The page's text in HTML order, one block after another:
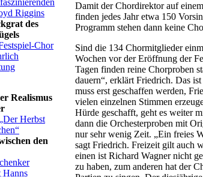
Riggins
des
Chor
Realismus
Herbst
den
Hanns
Damit der Chordirektor auf
finden jedes Jahr etwa 150
Programm stehen dann keine
Sind die 134 Chormitglieder
Wochen vor der Eröffnung der
Tagen finden reine Chorproben
dauern“, erklärt Friedrich. Das
muss erst geschaffen werden,
vielen einzelnen Stimmen
Hürde geschafft, geht es weiter
dann die Orchesterproben mit
nur sehr wenig Zeit. „Ein freies
sagt Friedrich. Freizeit gilt auch
einen ist Richard Wagner nicht
zu haben, zum anderen hat der